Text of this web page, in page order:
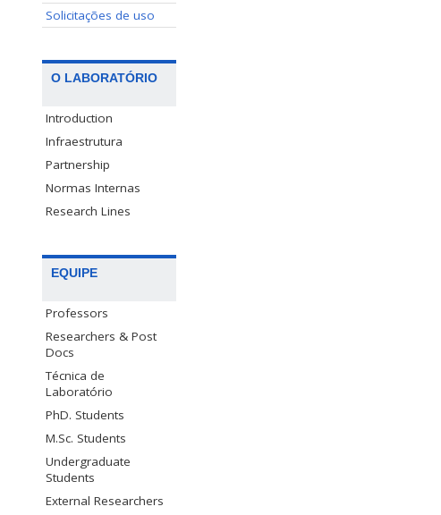
Solicitações de uso
O LABORATÓRIO
Introduction
Infraestrutura
Partnership
Normas Internas
Research Lines
EQUIPE
Professors
Researchers & Post
Docs
Técnica de
Laboratório
PhD. Students
M.Sc. Students
Undergraduate
Students
External Researchers